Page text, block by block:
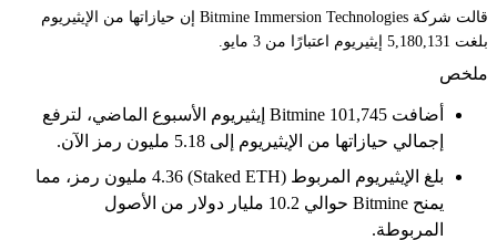
قالت شركة Bitmine Immersion Technologies إن حيازاتها من الإيثيريوم
بلغت 5,180,131 إيثيريوم اعتبارًا من 3 مايو.
ملخص
أضافت Bitmine 101,745 إيثيريوم الأسبوع الماضي، لترفع
إجمالي حيازاتها من الإيثيريوم إلى 5.18 مليون رمز الآن.
بلغ الإيثيريوم المربوط (Staked ETH) 4.36 مليون رمز، مما
يمنح Bitmine حوالي 10.2 مليار دولار من الأصول
المربوطة.